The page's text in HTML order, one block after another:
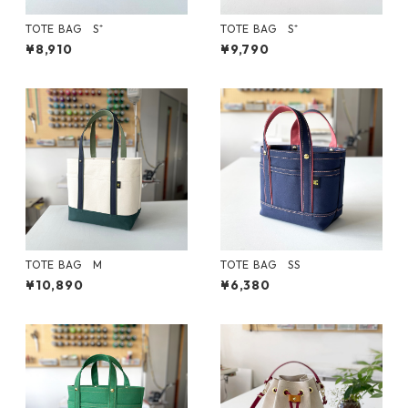
TOTE BAG S⁺
¥8,910
TOTE BAG S⁺
¥9,790
TOTE BAG M
¥10,890
TOTE BAG SS
¥6,380